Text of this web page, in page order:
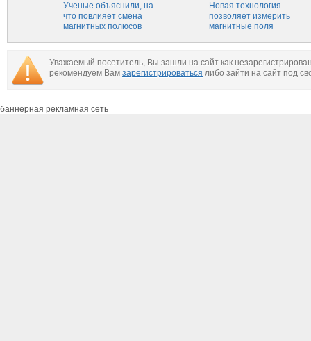
Ученые объяснили, на
что повлияет смена
магнитных полюсов
Новая технология
позволяет измерить
магнитные поля
Уважаемый посетитель, Вы зашли на сайт как
рекомендуем Вам зарегистрироваться либо зайти на сайт под
баннерная рекламная сеть